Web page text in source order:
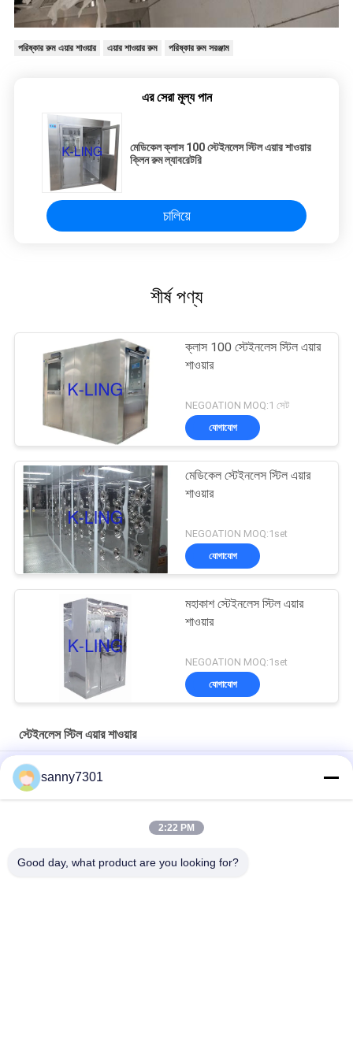
পরিষ্কার রুম এয়ার শাওয়ার এয়ার শাওয়ার রুম পরিষ্কার রুম সরঞ্জাম
এর সেরা মূল্য পান
মেডিকেল ক্লাস 100 স্টেইনলেস স্টিল এয়ার শাওয়ার
ক্লিন রুম ল্যাবরেটরি
চালিয়ে
শীর্ষ পণ্য
ক্লাস 100 স্টেইনলেস স্টিল এয়ার
শাওয়ার
NEGOATION MOQ:1 সেট
যোগাযোগ
মেডিকেল স্টেইনলেস স্টিল এয়ার
শাওয়ার
NEGOATION MOQ:1set
যোগাযোগ
মহাকাশ স্টেইনলেস স্টিল এয়ার
শাওয়ার
NEGOATION MOQ:1set
যোগাযোগ
স্টেইনলেস স্টিল এয়ার শাওয়ার
হাই পারফরম্যান্স স্টেইনলেস স্টিল 304 এয়ার শাওয়ার রুম এইচপিএ পরিস্রাবণ সহ
মেডিকেল ক্লাস 100 স্টেইনলেস স্টিল এয়ার শাওয়ার ক্লিন রুম ল্যাবরেটরি
বুদ্ধিমান অ্যানিমেল ল্যাব / সেমিকন্ডাক্টর ক্লিন রুম এয়ার শাওয়ার স্বয়ংক্রিয় স্লাইড ডোর
sanny7301
2:22 PM
Good day, what product are you looking for?